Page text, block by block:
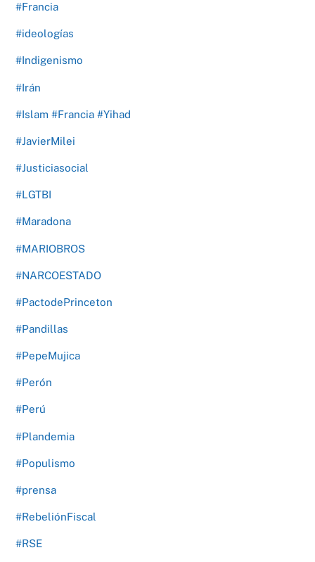
#Francia
#ideologías
#Indigenismo
#Irán
#Islam #Francia #Yihad
#JavierMilei
#Justiciasocial
#LGTBI
#Maradona
#MARIOBROS
#NARCOESTADO
#PactodePrinceton
#Pandillas
#PepeMujica
#Perón
#Perú
#Plandemia
#Populismo
#prensa
#RebeliónFiscal
#RSE